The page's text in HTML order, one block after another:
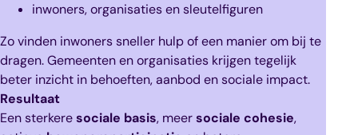
inwoners, organisaties en sleutelfiguren
Zo vinden inwoners sneller hulp of een manier om bij te
dragen. Gemeenten en organisaties krijgen tegelijk
beter inzicht in behoeften, aanbod en sociale impact.
Resultaat
Een sterkeresociale basis, meersociale cohesie,